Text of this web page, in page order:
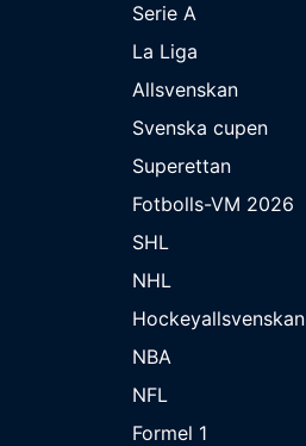
Serie A
La Liga
Allsvenskan
Svenska cupen
Superettan
Fotbolls-VM 2026
SHL
NHL
Hockeyallsvenskan
NBA
NFL
Formel 1